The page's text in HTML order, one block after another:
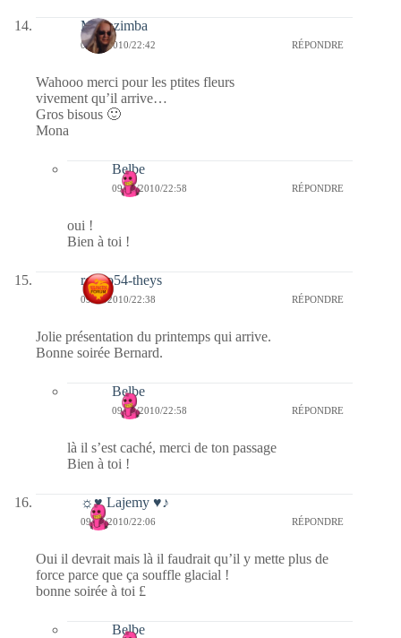
Monazimba
09/03/2010/22:42 RÉPONDRE
Wahooo merci pour les ptites fleurs
vivement qu’il arrive…
Gros bisous 🙂
Mona
Belbe
09/03/2010/22:58 RÉPONDRE
oui !
Bien à toi !
rolero54-theys
09/03/2010/22:38 RÉPONDRE
Jolie présentation du printemps qui arrive.
Bonne soirée Bernard.
Belbe
09/03/2010/22:58 RÉPONDRE
là il s’est caché, merci de ton passage
Bien à toi !
☼♥ Lajemy ♥♪
09/03/2010/22:06 RÉPONDRE
Oui il devrait mais là il faudrait qu’il y mette plus de
force parce que ça souffle glacial !
bonne soirée à toi £
Belbe